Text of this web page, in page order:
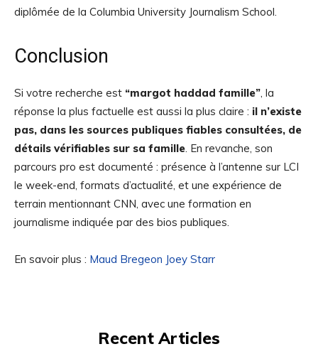
diplômée de la Columbia University Journalism School.
Conclusion
Si votre recherche est “margot haddad famille”, la
réponse la plus factuelle est aussi la plus claire : il n’existe
pas, dans les sources publiques fiables consultées, de
détails vérifiables sur sa famille. En revanche, son
parcours pro est documenté : présence à l’antenne sur LCI
le week-end, formats d’actualité, et une expérience de
terrain mentionnant CNN, avec une formation en
journalisme indiquée par des bios publiques.
En savoir plus : Maud Bregeon Joey Starr
Recent Articles